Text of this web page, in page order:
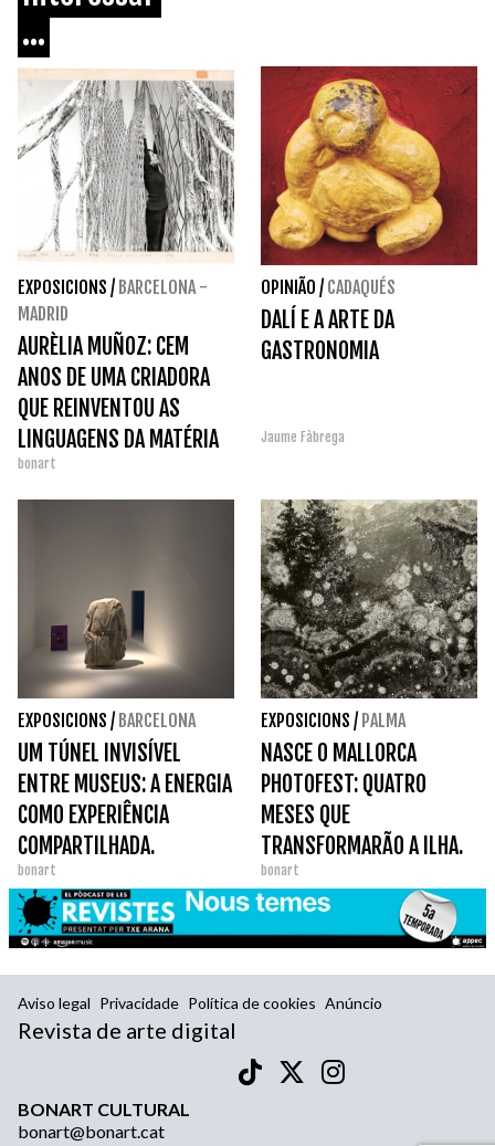
...
EXPOSICIONS / BARCELONA -
MADRID
AURÈLIA MUÑOZ: CEM
ANOS DE UMA CRIADORA
QUE REINVENTOU AS
LINGUAGENS DA MATÉRIA
bonart
OPINIÃO / CADAQUÉS
DALÍ E A ARTE DA
GASTRONOMIA
Jaume Fàbrega
EXPOSICIONS / BARCELONA
UM TÚNEL INVISÍVEL
ENTRE MUSEUS: A ENERGIA
COMO EXPERIÊNCIA
COMPARTILHADA.
bonart
EXPOSICIONS / PALMA
NASCE O MALLORCA
PHOTOFEST: QUATRO
MESES QUE
TRANSFORMARÃO A ILHA.
bonart
Aviso legal Privacidade Política de cookies Anúncio
Revista de arte digital
BONART CULTURAL
bonart@bonart.cat